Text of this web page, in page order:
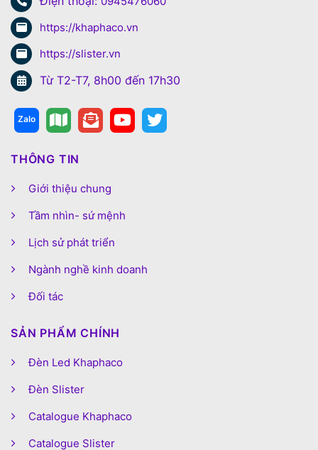
https://khaphaco.vn
https://slister.vn
Từ T2-T7, 8h00 đến 17h30
THÔNG TIN
Giới thiệu chung
Tầm nhìn- sứ mệnh
Lịch sử phát triển
Ngành nghề kinh doanh
Đối tác
SẢN PHẨM CHÍNH
Đèn Led Khaphaco
Đèn Slister
Catalogue Khaphaco
Catalogue Slister